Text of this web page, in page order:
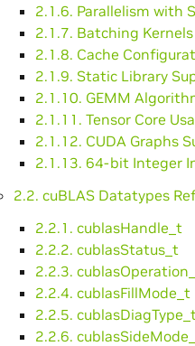
2.1.6. Parallelism with
2.1.7. Batching Kernels
2.1.8. Cache
2.1.9. Static Library
2.1.10. GEMM
2.1.11. Tensor Core
2.1.12. CUDA Graphs
2.1.13. 64-bit Integer
2.2. cuBLAS Datatypes
2.2.1. cublasHandle_t
2.2.2. cublasStatus_t
2.2.3.
2.2.4. cublasFillMode_t
2.2.5. cublasDiagType_t
2.2.6.